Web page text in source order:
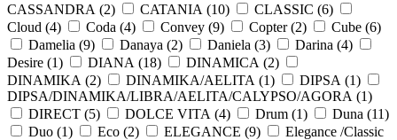
CASSANDRA (2) CATANIA (10) CLASSIC (6)
Cloud (4) Coda (4) Convey (9) Copter (2) Cube (6)
Damelia (9) Danaya (2) Daniela (3) Darina (4)
Desire (1) DIANA (18) DINAMICA (2)
DINAMIKA (2) DINAMIKA/AELITA (1) DIPSA (1)
DIPSA/DINAMIKA/LIBRA/AELITA/CALYPSO/AGORA (1)
DIRECT (5) DOLCE VITA (4) Drum (1) Duna (11)
Duo (1) Eco (2) ELEGANCE (9)
Elegance /Classic